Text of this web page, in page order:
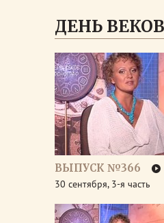
ДЕНЬ
ВЫПУСК №366
30 сентября, 3-я часть